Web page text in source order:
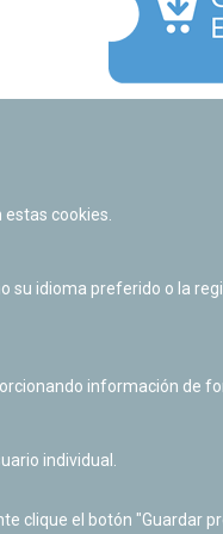
Derecho de
cookies.
su idioma preferido o la
información de
individual.
clique el botón "Guardar